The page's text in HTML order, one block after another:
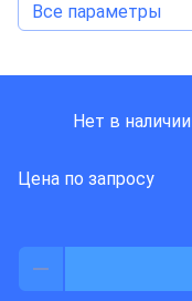
Все параметры
Нет в наличии
Цена по запросу